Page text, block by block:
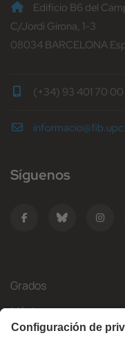
Edificio B6 del
C/Jordi Girona, 1-3
08034 BARCELONA
(+34) 93 401 70 00
Síguenos
Grados
Másteres
Movilidad Internacional